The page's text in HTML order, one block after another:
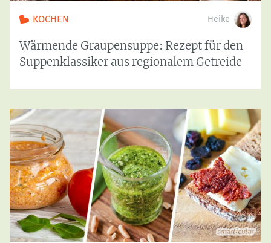
KOCHEN Heike
Wärmende Graupensuppe: Rezept für den
Suppenklassiker aus regionalem Getreide